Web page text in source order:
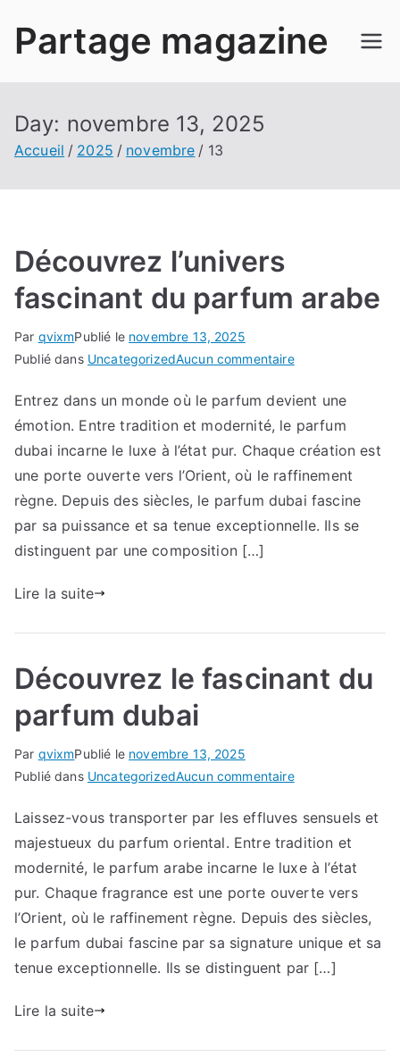
Partage magazine
Day: novembre 13, 2025
Accueil 2025 novembre 13
Découvrez l’univers
fascinant du parfum arabe
Par qvixmPublié le novembre 13, 2025
Publié dans UncategorizedAucun commentairesur
l’univers
fascinant
du
parfum
arabe
Entrez dans un monde où le parfum devient une
émotion. Entre tradition et modernité, le parfum
dubai incarne le luxe à l’état pur. Chaque création est
une porte ouverte vers l’Orient, où le raffinement
règne. Depuis des siècles, le parfum dubai fascine
par sa puissance et sa tenue exceptionnelle. Ils se
distinguent par une composition […]
Lire la suite
Découvrez le fascinant du
parfum dubai
Par qvixmPublié le novembre 13, 2025
Publié dans UncategorizedAucun commentairesur
le
fascinant
du
parfum
dubai
Laissez-vous transporter par les effluves sensuels et
majestueux du parfum oriental. Entre tradition et
modernité, le parfum arabe incarne le luxe à l’état
pur. Chaque fragrance est une porte ouverte vers
l’Orient, où le raffinement règne. Depuis des siècles,
le parfum dubai fascine par sa signature unique et sa
tenue exceptionnelle. Ils se distinguent par […]
Lire la suite